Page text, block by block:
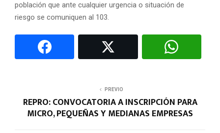
población que ante cualquier urgencia o situación de
riesgo se comuniquen al 103.
PREVIO
REPRO: CONVOCATORIA A INSCRIPCIÓN PARA
MICRO, PEQUEÑAS Y MEDIANAS EMPRESAS